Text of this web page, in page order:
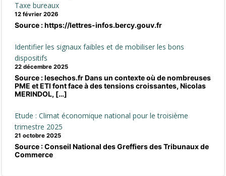
Taxe bureaux
12 février 2026
Source : https://lettres-infos.bercy.gouv.fr
Identifier les signaux faibles et de mobiliser les bons
dispositifs
22 décembre 2025
Source : lesechos.fr Dans un contexte où de nombreuses
PME et ETI font face à des tensions croissantes, Nicolas
MERINDOL, […]
Etude : Climat économique national pour le troisième
trimestre 2025
21 octobre 2025
Source : Conseil National des Greffiers des Tribunaux de
Commerce